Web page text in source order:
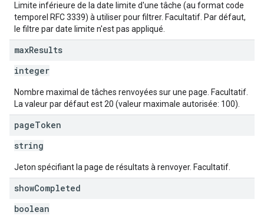
Limite inférieure de la date limite d'une tâche (au format code
temporel RFC 3339) à utiliser pour filtrer. Facultatif. Par défaut,
le filtre par date limite n'est pas appliqué.
maxResults
integer
Nombre maximal de tâches renvoyées sur une page. Facultatif.
La valeur par défaut est 20 (valeur maximale autorisée: 100).
pageToken
string
Jeton spécifiant la page de résultats à renvoyer. Facultatif.
showCompleted
boolean